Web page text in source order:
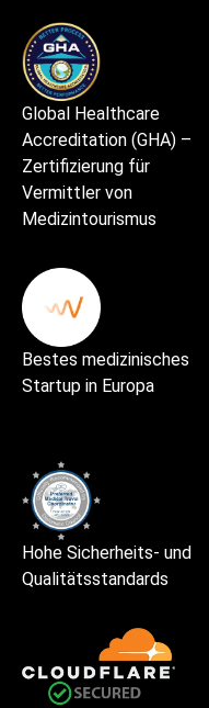
Global Healthcare
Accreditation (GHA) –
Zertifizierung für
Vermittler von
Medizintourismus
Bestes medizinisches
Startup in Europa
Hohe Sicherheits- und
Qualitätsstandards